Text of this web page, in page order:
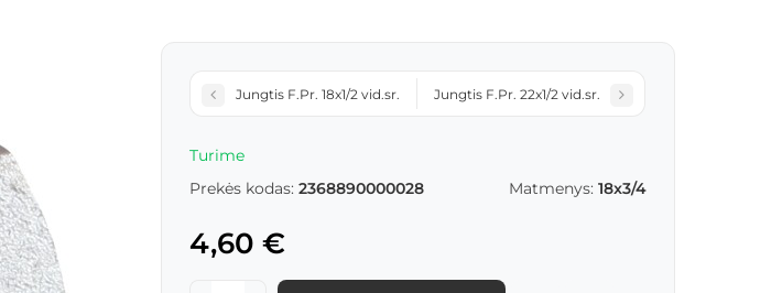
Jungtis F.Pr. 18x1/2 vid.sr. Jungtis F.Pr. 22x1/2 vid.sr.
Turime
Prekės kodas: 2368890000028 Matmenys: 18x3/4
4,60 €